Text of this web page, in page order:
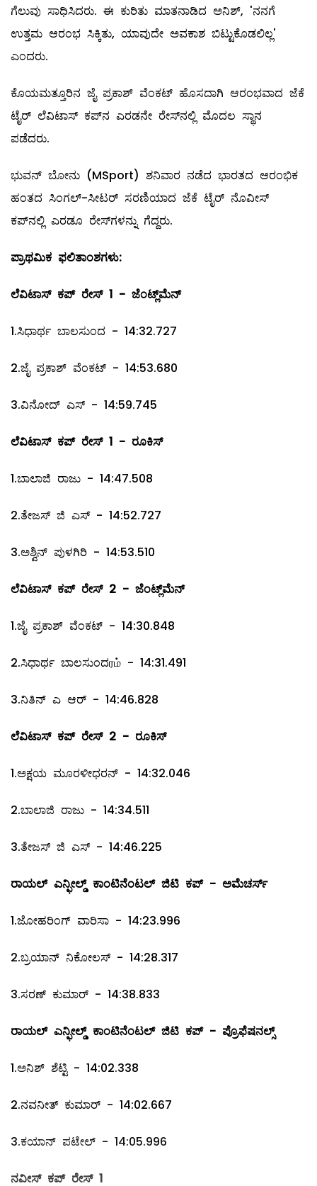
ಗೆಲುವು ಸಾಧಿಸಿದರು. ಈ ಕುರಿತು ಮಾತನಾಡಿದ ಅನಿಶ್, 'ನನಗೆ
ಉತ್ತಮ ಆರಂಭ ಸಿಕ್ಕಿತು, ಯಾವುದೇ ಅವಕಾಶ ಬಿಟ್ಟುಕೊಡಲಿಲ್ಲ'
ಎಂದರು.
ಕೊಯಮತ್ತೂರಿನ ಜೈ ಪ್ರಕಾಶ್ ವೆಂಕಟ್ ಹೊಸದಾಗಿ ಆರಂಭವಾದ ಜೆಕೆ
ಟೈರ್ ಲೆವಿಟಾಸ್ ಕಪ್‌ನ ಎರಡನೇ ರೇಸ್‌ನಲ್ಲಿ ಮೊದಲ ಸ್ಥಾನ
ಪಡೆದರು.
ಭುವನ್ ಬೋನು (MSport) ಶನಿವಾರ ನಡೆದ ಭಾರತದ ಆರಂಭಿಕ
ಹಂತದ ಸಿಂಗಲ್-ಸೀಟರ್ ಸರಣಿಯಾದ ಜೆಕೆ ಟೈರ್ ನೊವೀಸ್
ಕಪ್‌ನಲ್ಲಿ ಎರಡೂ ರೇಸ್‌ಗಳನ್ನು ಗೆದ್ದರು.
ಪ್ರಾಥಮಿಕ ಫಲಿತಾಂಶಗಳು:
ಲೆವಿಟಾಸ್ ಕಪ್ ರೇಸ್ 1 - ಜೆಂಟ್ಲ್‌ಮೆನ್
1.ಸಿಧಾರ್ಥ ಬಾಲಸುಂದ - 14:32.727
2.ಜೈ ಪ್ರಕಾಶ್ ವೆಂಕಟ್ - 14:53.680
3.ವಿನೋದ್ ಎಸ್ - 14:59.745
ಲೆವಿಟಾಸ್ ಕಪ್ ರೇಸ್ 1 - ರೂಕಿಸ್
1.ಬಾಲಾಜಿ ರಾಜು - 14:47.508
2.ತೇಜಸ್ ಜಿ ಎಸ್ - 14:52.727
3.ಅಶ್ವಿನ್ ಪುಳಗಿರಿ - 14:53.510
ಲೆವಿಟಾಸ್ ಕಪ್ ರೇಸ್ 2 - ಜೆಂಟ್ಲ್‌ಮೆನ್
1.ಜೈ ಪ್ರಕಾಶ್ ವೆಂಕಟ್ - 14:30.848
2.ಸಿಧಾರ್ಥ ಬಾಲಸುಂದரம் - 14:31.491
3.ನಿತಿನ್ ಎ ಆರ್ - 14:46.828
ಲೆವಿಟಾಸ್ ಕಪ್ ರೇಸ್ 2 - ರೂಕಿಸ್
1.ಅಕ್ಷಯ ಮೂರಳೀಧರನ್ - 14:32.046
2.ಬಾಲಾಜಿ ರಾಜು - 14:34.511
3.ತೇಜಸ್ ಜಿ ಎಸ್ - 14:46.225
ರಾಯಲ್ ಎನ್ಫೀಲ್ಡ್ ಕಾಂಟಿನೆಂಟಲ್ ಜಿಟಿ ಕಪ್ - ಅಮೆಚರ್ಸ್
1.ಜೋಹರಿಂಗ್ ವಾರಿಸಾ - 14:23.996
2.ಬ್ರಯಾನ್ ನಿಕೋಲಸ್ - 14:28.317
3.ಸರಣ್ ಕುಮಾರ್ - 14:38.833
ರಾಯಲ್ ಎನ್ಫೀಲ್ಡ್ ಕಾಂಟಿನೆಂಟಲ್ ಜಿಟಿ ಕಪ್ - ಪ್ರೊಫೆಷನಲ್ಸ್
1.ಅನಿಶ್ ಶೆಟ್ಟಿ - 14:02.338
2.ನವನೀತ್ ಕುಮಾರ್ - 14:02.667
3.ಕಯಾನ್ ಪಟೇಲ್ - 14:05.996
ನವೀಸ್ ಕಪ್ ರೇಸ್ 1